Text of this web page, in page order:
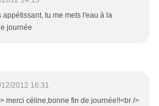
appétissant, tu me mets l'eau à la
journée
12/2012 16:31
merci céline,bonne fin de journée!!<br />